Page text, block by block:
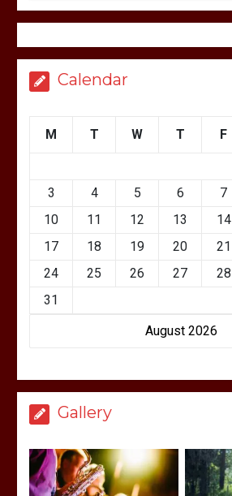
Calendar
August 2026
M T W T F
3
4 5 6 7
10
11 12 13 14
17
18 19 20 21
24
25 26 27 28
31
Gallery